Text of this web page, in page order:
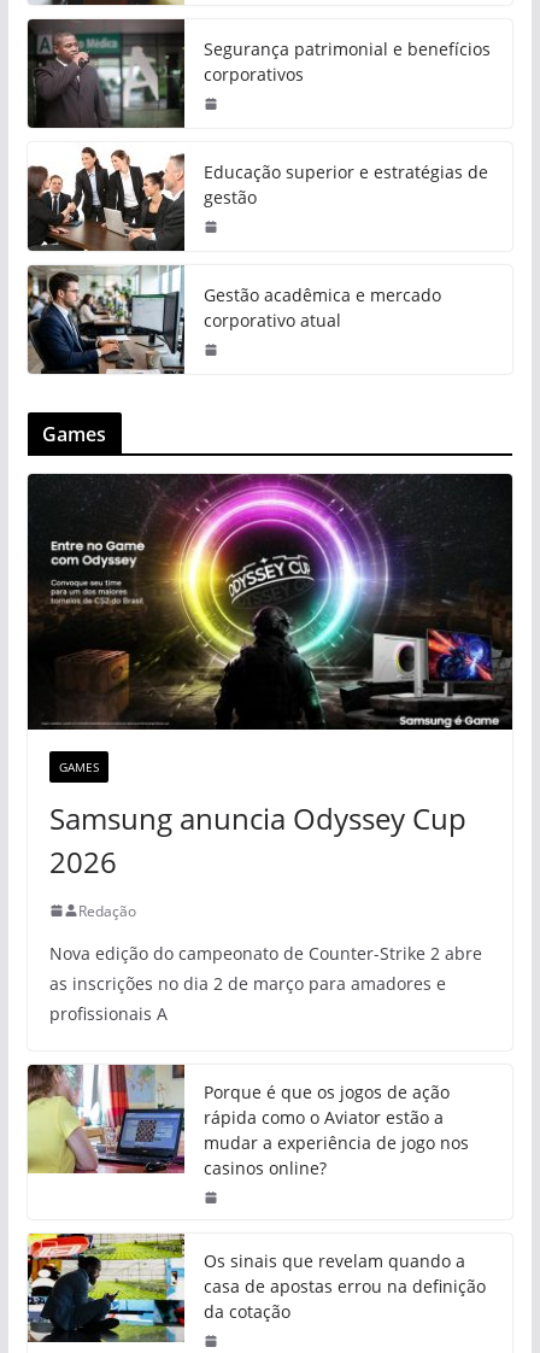
Segurança patrimonial e benefícios
corporativos
Educação superior e estratégias de
gestão
Gestão acadêmica e mercado
corporativo atual
Games
GAMES
Samsung anuncia Odyssey Cup
2026
Redação
Nova edição do campeonato de Counter-Strike 2 abre
as inscrições no dia 2 de março para amadores e
profissionais A
Porque é que os jogos de ação
rápida como o Aviator estão a
mudar a experiência de jogo nos
casinos online?
Os sinais que revelam quando a
casa de apostas errou na definição
da cotação